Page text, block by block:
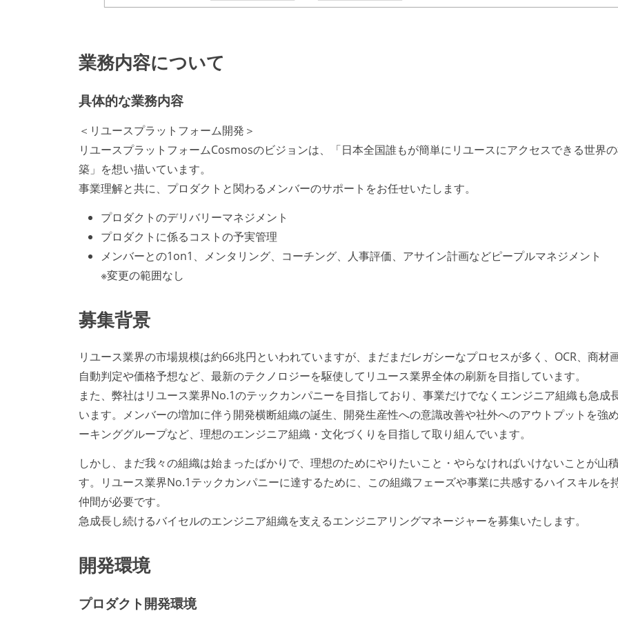
業務内容について
具体的な業務内容
＜リユースプラットフォーム開発＞
リユースプラットフォームCosmosのビジョンは、「日本全国誰もが簡単にリユースにアクセスできる世界
築」を想い描いています。
事業理解と共に、プロダクトと関わるメンバーのサポートをお任せいたします。
プロダクトのデリバリーマネジメント
プロダクトに係るコストの予実管理
メンバーとの1on1、メンタリング、コーチング、人事評価、アサイン計画などピープルマネジメント
※変更の範囲なし
募集背景
リユース業界の市場規模は約66兆円といわれていますが、まだまだレガシーなプロセスが多く、OCR、商材
自動判定や価格予想など、最新のテクノロジーを駆使してリユース業界全体の刷新を目指しています。
また、弊社はリユース業界No.1のテックカンパニーを目指しており、事業だけでなくエンジニア組織も急成
います。メンバーの増加に伴う開発横断組織の誕生、開発生産性への意識改善や社外へのアウトプットを強
ーキンググループなど、理想のエンジニア組織・文化づくりを目指して取り組んでいます。
しかし、まだ我々の組織は始まったばかりで、理想のためにやりたいこと・やらなければいけないことが山
す。リユース業界No.1テックカンパニーに達するために、この組織フェーズや事業に共感するハイスキルを
仲間が必要です。
急成長し続けるバイセルのエンジニア組織を支えるエンジニアリングマネージャーを募集いたします。
開発環境
プロダクト開発環境